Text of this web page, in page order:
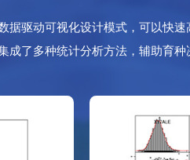
据驱动可视化设计模式，可以快
了多种统计分析方法，辅助育种